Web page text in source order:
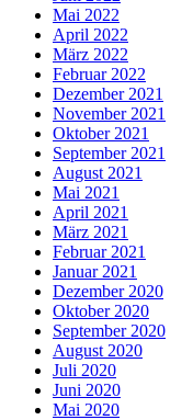
Mai 2022
April 2022
März 2022
Februar 2022
Dezember 2021
November 2021
Oktober 2021
September 2021
August 2021
Mai 2021
April 2021
März 2021
Februar 2021
Januar 2021
Dezember 2020
Oktober 2020
September 2020
August 2020
Juli 2020
Juni 2020
Mai 2020